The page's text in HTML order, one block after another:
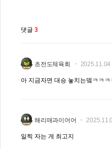
댓글 3
초전도체육회 2025.11.04
아 지금자면 대승 놓치는뎈ㅋㅋㅋ
해리매과이어어
일찍 자는 게 최고지